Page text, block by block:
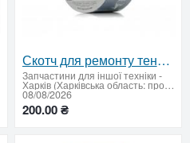
Скотч для ремонту тенту PROFESSIONAL 8см*5м (синій) AX-723Blue
Запчастини для іншої техніки -
Харків (Харківська область: продати купити)
08/08/2026
200.00 ₴